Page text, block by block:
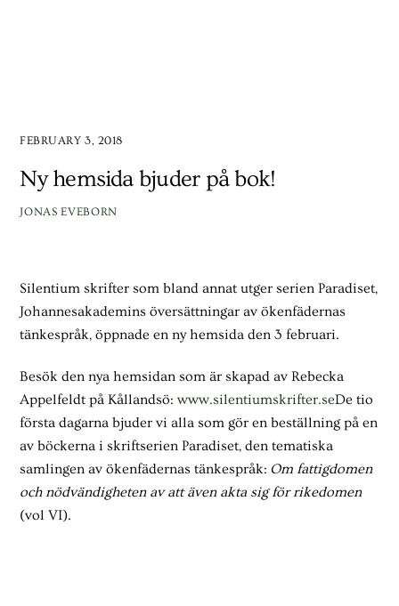
FEBRUARY 3, 2018
Ny hemsida bjuder på bok!
JONAS EVEBORN
Silentium skrifter som bland annat utger serien Paradiset,
Johannesakademins översättningar av ökenfädernas
tänkespråk, öppnade en ny hemsida den 3 februari.
Besök den nya hemsidan som är skapad av Rebecka
Appelfeldt på Kållandsö:www.silentiumskrifter.seDe tio
första dagarna bjuder vi alla som gör en beställning på en
av böckerna i skriftserien Paradiset, den tematiska
samlingen av ökenfädernas tänkespråk: Om fattigdomen
och nödvändigheten av att även akta sig för rikedomen
(vol VI).